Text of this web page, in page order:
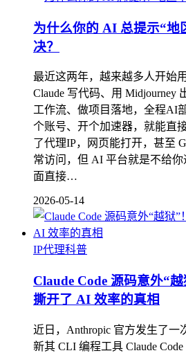
为什么你的 AI 总提示“地
决？
最近这两年，越来越多人开始
Claude 写代码、用 Midjourney
工作流、做项目落地，全程AI
个账号、开个加速器，就能直
了代理IP，网页能打开，甚至
常访问，但 AI 平台就是不给
面直接…
2026-05-14
IP代理科普
Claude Code 源码意外“
撕开了 AI 效率的真相
近日，Anthropic 官方发生了一
新其 CLI 编程工具 Claude